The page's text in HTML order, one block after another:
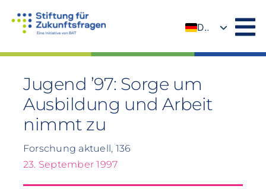
Inhalt
DE
Jugend ’97: Sorge um
Ausbildung und Arbeit
nimmt zu
Forschung aktuell, 136
23. September 1997